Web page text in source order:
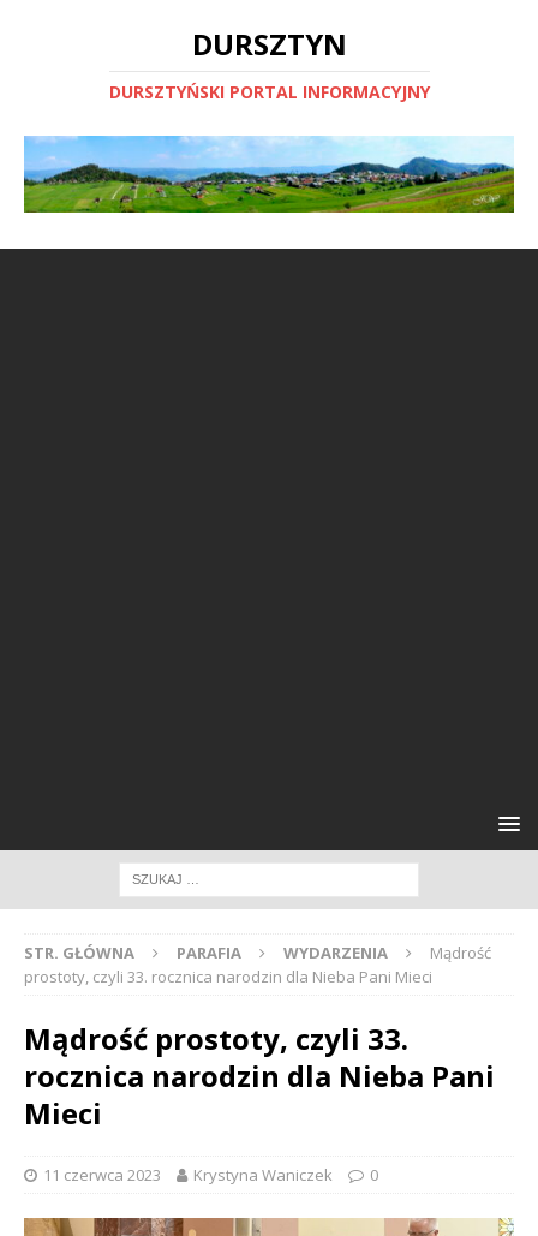
DURSZTYN
DURSZTYŃSKI PORTAL INFORMACYJNY
STR. GŁÓWNA PARAFIA WYDARZENIA
Mądrość
prostoty, czyli 33. rocznica narodzin dla Nieba Pani Mieci
Mądrość prostoty, czyli 33.
rocznica narodzin dla Nieba Pani
Mieci
11 czerwca 2023 Krystyna Waniczek 0